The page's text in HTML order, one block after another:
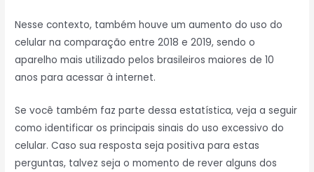
Nesse contexto, também houve um aumento do uso do
celular na comparação entre 2018 e 2019, sendo o
aparelho mais utilizado pelos brasileiros maiores de 10
anos para acessar à internet.
Se você também faz parte dessa estatística, veja a seguir
como identificar os principais sinais do uso excessivo do
celular. Caso sua resposta seja positiva para estas
perguntas, talvez seja o momento de rever alguns dos